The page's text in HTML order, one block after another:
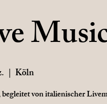
  |
Köln
von italienischer